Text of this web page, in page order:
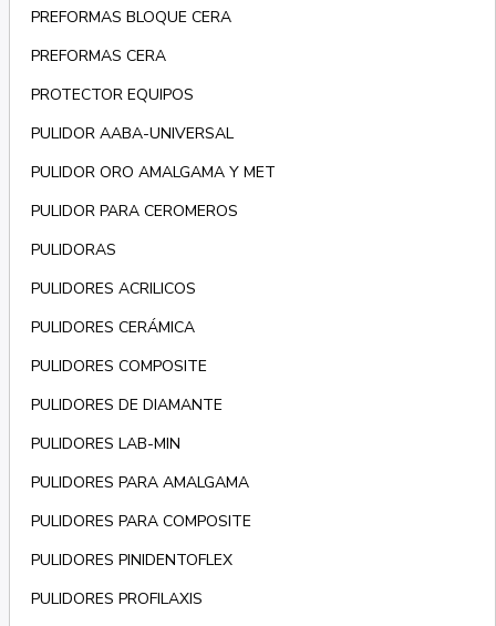
PREFORMAS BLOQUE CERA
PREFORMAS CERA
PROTECTOR EQUIPOS
PULIDOR AABA-UNIVERSAL
PULIDOR ORO AMALGAMA Y MET
PULIDOR PARA CEROMEROS
PULIDORAS
PULIDORES ACRILICOS
PULIDORES CERÁMICA
PULIDORES COMPOSITE
PULIDORES DE DIAMANTE
PULIDORES LAB-MIN
PULIDORES PARA AMALGAMA
PULIDORES PARA COMPOSITE
PULIDORES PINIDENTOFLEX
PULIDORES PROFILAXIS